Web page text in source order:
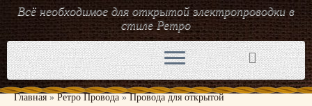
Перейти
к
содержимому
Всё необходимое для открытой электропроводки в
стиле Ретро
Главная » Ретро Провода » Провода для открытой